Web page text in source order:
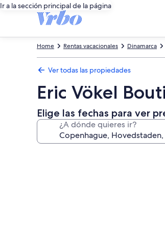
Ir a la sección principal de la página
Dinamarca
Rentas vacacionales
Home
Ver todas las propiedades
Eric Vökel
Elige las fechas para ver
¿A dónde quieres ir?